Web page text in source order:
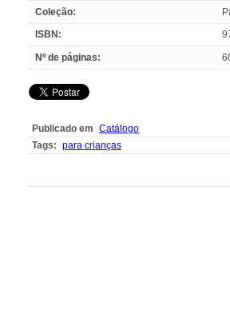
Coleção:
ISBN:
Nº de páginas:
Publicado em Catálogo
Tags: para crianças